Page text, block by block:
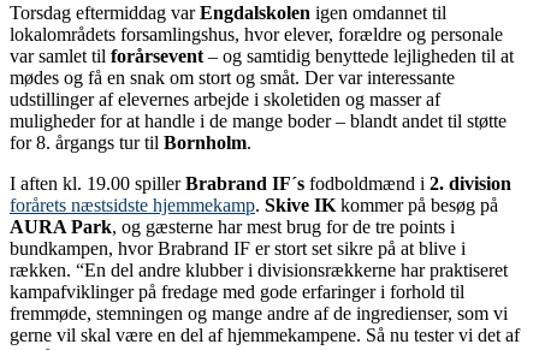
Torsdag eftermiddag varEngdalskolen igen omdannet til
lokalområdets forsamlingshus, hvor elever, forældre og personale
var samlet til forårsevent – og samtidig benyttede lejligheden til at
mødes og få en snak om stort og småt. Der var interessante
udstillinger af elevernes arbejde i skoletiden og masser af
muligheder for at handle i de mange boder – blandt andet til støtte
for 8. årgangs tur til Bornholm.
I aften kl. 19.00 spillerBrabrand IF´s fodboldmænd i 2. division
forårets næstsidste hjemmekamp. Skive IK kommer på besøg på
AURA Park, og gæsterne har mest brug for de tre points i
bundkampen, hvor Brabrand IF er stort set sikre på at blive i
rækken. “En del andre klubber i divisionsrækkerne har praktiseret
kampafviklinger på fredage med gode erfaringer i forhold til
fremmøde, stemningen og mange andre af de ingredienser, som vi
gerne vil skal være en del af hjemmekampene. Så nu tester vi det af